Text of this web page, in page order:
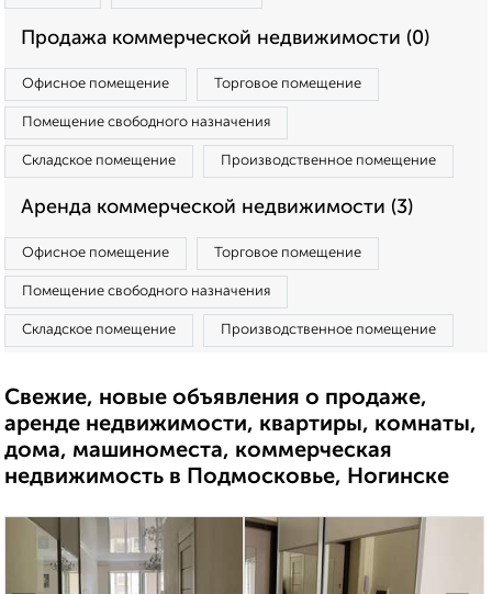
Продажа коммерческой недвижимости (0)
Офисное помещение Торговое помещение
Помещение свободного назначения
Складское помещение Производственное помещение
Аренда коммерческой недвижимости (3)
Офисное помещение Торговое помещение
Помещение свободного назначения
Складское помещение Производственное помещение
Свежие, новые объявления о продаже,
аренде недвижимости, квартиры, комнаты,
дома, машиноместа, коммерческая
недвижимость в Подмосковье, Ногинске